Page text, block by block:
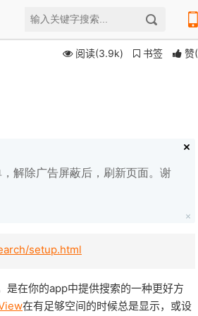
阅读(3.9k) 书签 赞(
解除广告屏蔽后，刷新页面。谢
setup.html
是在你的app中提供搜索的一种更好方
在有足够空间的时候总是显示，或设